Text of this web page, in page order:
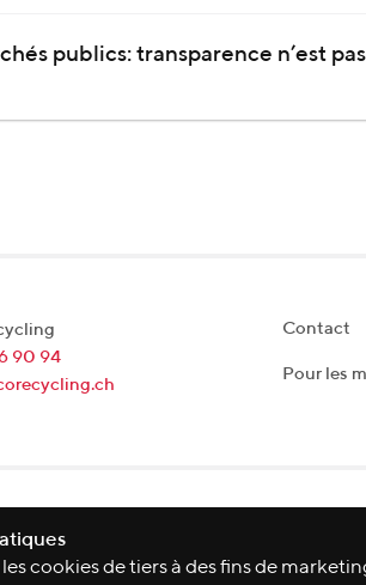
publics: transparence n’est
90 94
Contact
Pour les
cookies de tiers à des fins de